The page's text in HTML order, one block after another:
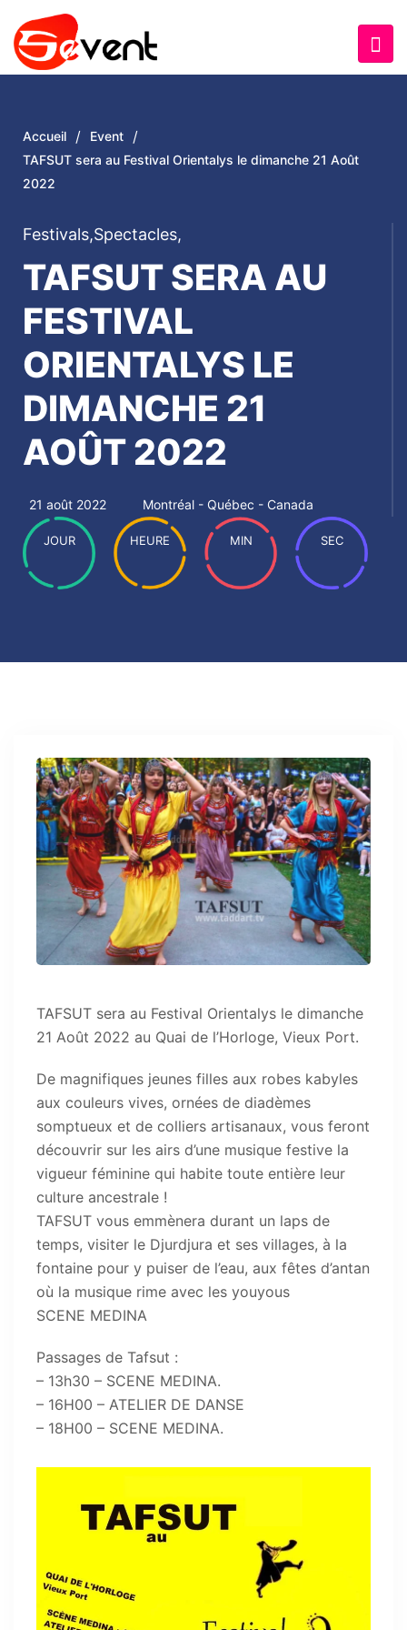
Accueil / Event /
TAFSUT sera au Festival Orientalys le dimanche 21 Août
2022
Festivals,Spectacles,
TAFSUT SERA AU
FESTIVAL
ORIENTALYS LE
DIMANCHE 21
AOÛT 2022
21 août 2022 Montréal - Québec - Canada
JOUR HEURE MIN SEC
TAFSUT sera au Festival Orientalys le dimanche
21 Août 2022 au Quai de l’Horloge, Vieux Port.
De magnifiques jeunes filles aux robes kabyles
aux couleurs vives, ornées de diadèmes
somptueux et de colliers artisanaux, vous feront
découvrir sur les airs d’une musique festive la
vigueur féminine qui habite toute entière leur
culture ancestrale !
TAFSUT vous emmènera durant un laps de
temps, visiter le Djurdjura et ses villages, à la
fontaine pour y puiser de l’eau, aux fêtes d’antan
où la musique rime avec les youyous
SCENE MEDINA
Passages de Tafsut :
– 13h30 – SCENE MEDINA.
– 16H00 – ATELIER DE DANSE
– 18H00 – SCENE MEDINA.